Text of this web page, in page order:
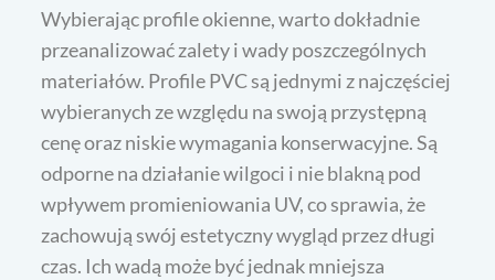
Wybierając profile okienne, warto dokładnie
przeanalizować zalety i wady poszczególnych
materiałów. Profile PVC są jednymi z najczęściej
wybieranych ze względu na swoją przystępną
cenę oraz niskie wymagania konserwacyjne. Są
odporne na działanie wilgoci i nie blakną pod
wpływem promieniowania UV, co sprawia, że
zachowują swój estetyczny wygląd przez długi
czas. Ich wadą może być jednak mniejsza